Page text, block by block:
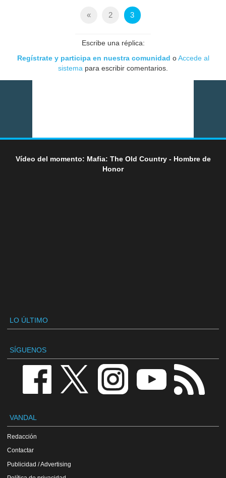
« 2 3
Escribe una réplica:
Regístrate y participa en nuestra comunidad oAccede al
sistema para escribir comentarios.
Vídeo del momento: Mafia: The Old Country - Hombre de
Honor
LO ÚLTIMO
SÍGUENOS
VANDAL
Redacción
Contactar
Publicidad / Advertising